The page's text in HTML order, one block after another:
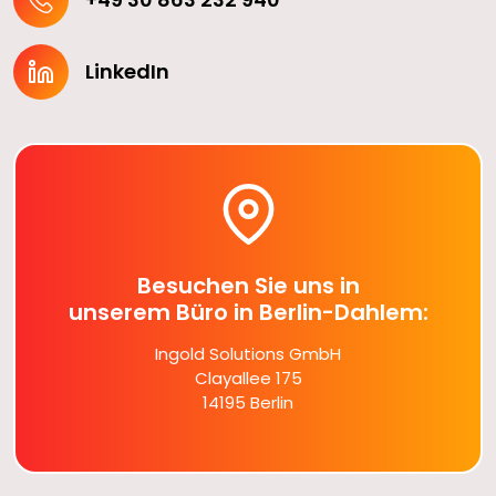
LinkedIn
Besuchen Sie uns in
unserem Büro in Berlin-Dahlem:
Ingold Solutions GmbH
Clayallee 175
14195 Berlin